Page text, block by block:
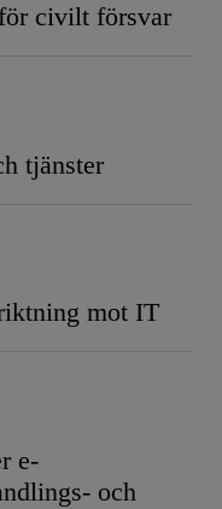
civilt försvar
tjänster
mot IT
e-
och